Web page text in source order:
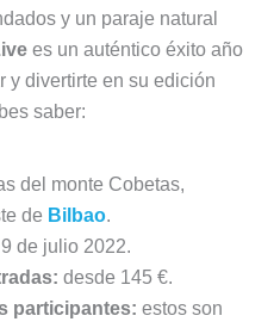
y un paraje natural
es un auténtico éxito año
y divertirte en su edición
saber:
del monte Cobetas,
de Bilbao.
de julio 2022.
desde 145 €.
participantes: estos son